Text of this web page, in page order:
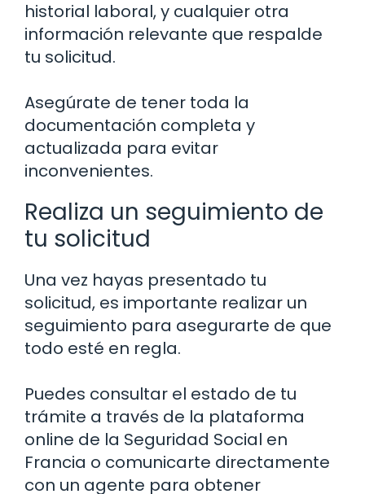
historial laboral, y cualquier otra
información relevante que respalde
tu solicitud.
Asegúrate de tener toda la
documentación completa y
actualizada para evitar
inconvenientes.
Realiza un seguimiento de
tu solicitud
Una vez hayas presentado tu
solicitud, es importante realizar un
seguimiento para asegurarte de que
todo esté en regla.
Puedes consultar el estado de tu
trámite a través de la plataforma
online de la Seguridad Social en
Francia o comunicarte directamente
con un agente para obtener